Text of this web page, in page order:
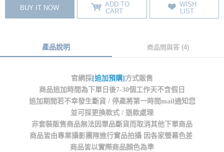
BUY IT NOW
ADD TO
CART
WISH
LIST
產品說明 商品問與答 (4)
官網採[追加預購] 方式販售
商品追加時間為下單日後7-30個工作天不含假日
追加期間若不幸發生斷貨 / 停產將第一時間mail通知您
並可採更換款式 / 退款處理
非套裝販售商品無法因單品斷貨而取消其他下單商品
商品皆由專業攝影團隊進行實品拍攝 因各家螢幕色差
商品皆以實際商品顏色為準